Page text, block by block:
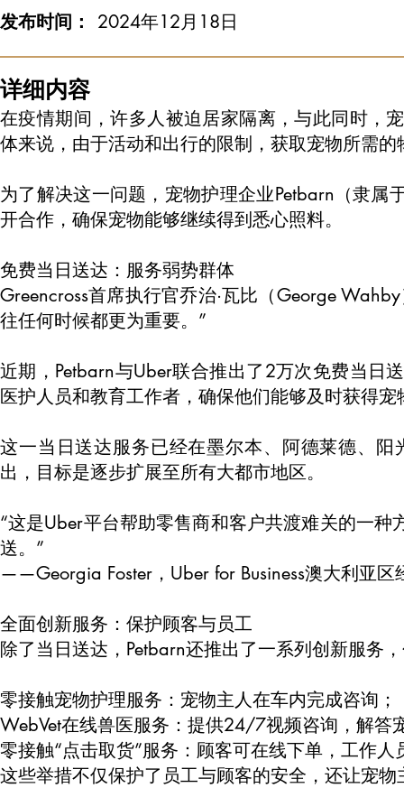
发布时间：
2024年12月18日
详细内容
在疫情期间，许多人被迫居家隔离，与此同时，
体来说，由于活动和出行的限制，获取宠物所需
为了解决这一问题，宠物护理企业Petbarn（隶属
开合作，确保宠物能够继续得到悉心照料。
免费当日送达：服务弱势群体
Greencross首席执行官乔治·瓦比（George
往任何时候都更为重要。”
近期，Petbarn与Uber联合推出了2万次免费当日
医护人员和教育工作者，确保他们能够及时获得宠
这一当日送达服务已经在墨尔本、阿德莱德、
出，目标是逐步扩展至所有大都市地区。
“这是Uber平台帮助零售商和客户共渡难关的一
送。”
——Georgia Foster，Uber for Business澳大利亚区
全面创新服务：保护顾客与员工
除了当日送达，Petbarn还推出了一系列创新服务
零接触宠物护理服务：宠物主人在车内完成咨询；
WebVet在线兽医服务：提供24/7视频咨询，解答
零接触“点击取货”服务：顾客可在线下单，工作
这些举措不仅保护了员工与顾客的安全，还让宠